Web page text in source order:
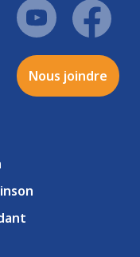
Nous joindre